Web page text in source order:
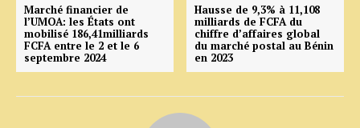
Marché financier de
l’UMOA: les États ont
mobilisé 186,41milliards
FCFA entre le 2 et le 6
septembre 2024
Hausse de 9,3% à 11,108
milliards de FCFA du
chiffre d’affaires global
du marché postal au Bénin
en 2023